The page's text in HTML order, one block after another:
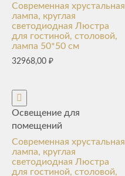
Современная хрустальная
лампа, круглая
светодиодная Люстра
для гостиной, столовой,
лампа 50*50 см
32968,00 ₽
Освещение для
помещений
Современная хрустальная
лампа, круглая
светодиодная Люстра
для гостиной, столовой,